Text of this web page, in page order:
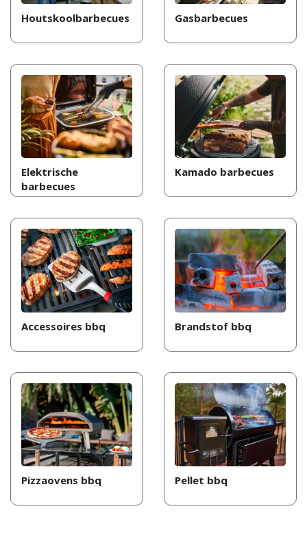
Houtskoolbarbecues Gasbarbecues
Elektrische
barbecues
Kamado barbecues
Accessoires bbq Brandstof bbq
Pizzaovens bbq Pellet bbq